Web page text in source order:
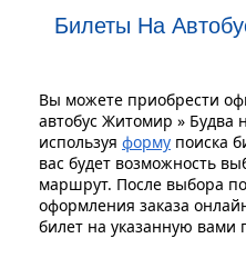
Билеты На
Вы можете приобрести
автобус Житомир » Будва
используя форму поиска
вас будет возможность
маршрут. После выбора
оформления заказа
билет на указанную вами